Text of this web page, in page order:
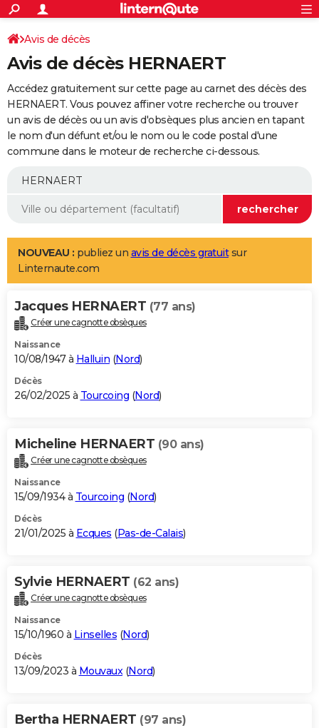
ACTUALITÉS
Politique
Société
Faits Divers
Education
Monde
Villes
+
SPORT
Coupe du monde 2026
Football
Tennis
Cyclisme
Rugby
Forum
Programme TV
TNT
Streaming
Cinéma
Sorties cinéma
Musique
+
FINANCE
Impôts
Immobilier
Risques naturels par ville
Banque
Assurance
Crédit
AUTO
Essais
Réserver un essai
Citadines
Berlines
SUV
Forum auto
+
Mobiles
Meilleur smartphone
Internet
Ordinateurs
Jeux vidéo
Guide high-tech
Aménagement intérieur
LIFESTYLE
Art de vivre
Bien-être
Loisirs
Mode
Modes de vie
Alimentation
Guide de la santé
Maladies
Médicaments
Sommeil
VOYAGE
Destinations
City break
Voyage nature
Voyage de noces
Forum
Climat
+PHOTO
GUIDES D'ACHAT
BONS PLANS
Carte de Noël
Carte Bonne année
Carte Saint-Valentin
Carte Pâques
Carte d'anniversaire
DICTIONNAIRE
Dictionnaire
Biographies
Citations
Expressions
Proverbes
PROGRAMME TV
S'inscrire
Se connecter
Lycées
Collèges
Primaires
Universités
Entreprises
Service militaire
Avis de recherche
AVIS DE DÉCÈS
Bricolage
Lifestyle
Culture
Sport
Auto
Television
Voyage
Cinema
Avis de décès
Avis de décès HERNAERT
Accédez gratuitement sur cette page au carnet des décès des
HERNAERT. Vous pouvez affiner votre recherche ou trouver
un avis de décès ou un avis d'obsèques plus ancien en tapant
le nom d'un défunt et/ou le nom ou le code postal d'une
commune dans le moteur de recherche ci-dessous.
NOUVEAU : publiez un avis de décès gratuitsur
Linternaute.com
Jacques HERNAERT (77 ans)
Créer une cagnotte obsèques
Naissance
10/08/1947 à Halluin (Nord)
Décès
26/02/2025 à Tourcoing (Nord)
Micheline HERNAERT (90 ans)
Créer une cagnotte obsèques
Naissance
15/09/1934 à Tourcoing (Nord)
Décès
21/01/2025 à Ecques (Pas-de-Calais)
Sylvie HERNAERT (62 ans)
Créer une cagnotte obsèques
Naissance
15/10/1960 à Linselles (Nord)
Décès
13/09/2023 à Mouvaux(Nord)
Bertha HERNAERT (97 ans)